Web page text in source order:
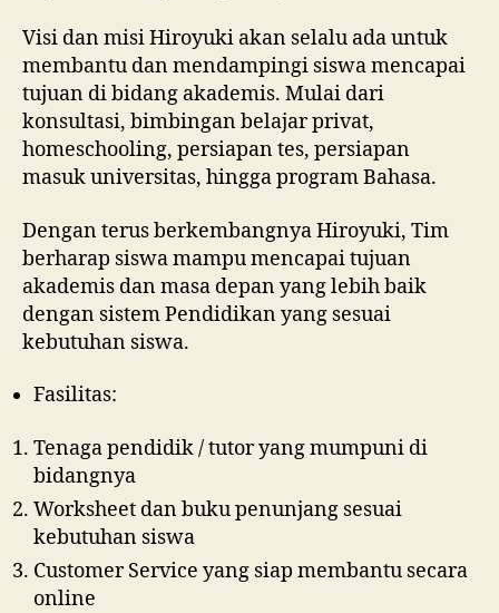
Visi dan misi Hiroyuki akan selalu ada untuk
membantu dan mendampingi siswa mencapai
tujuan di bidang akademis. Mulai dari
konsultasi, bimbingan belajar privat,
homeschooling, persiapan tes, persiapan
masuk universitas, hingga program Bahasa.
Dengan terus berkembangnya Hiroyuki, Tim
berharap siswa mampu mencapai tujuan
akademis dan masa depan yang lebih baik
dengan sistem Pendidikan yang sesuai
kebutuhan siswa.
Fasilitas:
Tenaga pendidik / tutor yang mumpuni di
bidangnya
Worksheet dan buku penunjang sesuai
kebutuhan siswa
Customer Service yang siap membantu secara
online